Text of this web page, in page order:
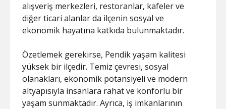
alışveriş merkezleri, restoranlar, kafeler ve
diğer ticari alanlar da ilçenin sosyal ve
ekonomik hayatına katkıda bulunmaktadır.
Özetlemek gerekirse, Pendik yaşam kalitesi
yüksek bir ilçedir. Temiz çevresi, sosyal
olanakları, ekonomik potansiyeli ve modern
altyapısıyla insanlara rahat ve konforlu bir
yaşam sunmaktadır. Ayrıca, iş imkanlarının